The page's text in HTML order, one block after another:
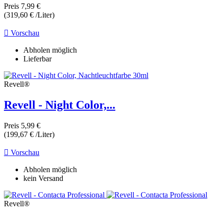
Preis 7,99 €
(319,60 € /Liter)
 Vorschau
Abholen möglich
Lieferbar
Revell®
Revell - Night Color,...
Preis 5,99 €
(199,67 € /Liter)
 Vorschau
Abholen möglich
kein Versand
Revell®